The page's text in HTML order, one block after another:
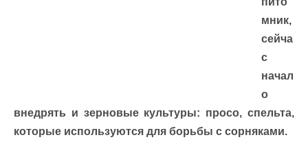
мник,
сейча
с
начал
о
внедрять и зерновые культуры: просо, спельта,
которые используются для борьбы с сорняками.